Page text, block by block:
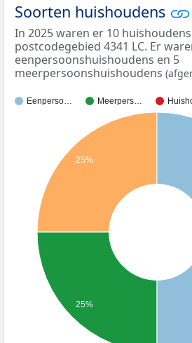
Soorten huishoudens
In 2025 waren er 10
postcodegebied 4341 LC. Er
eenpersoonshuishoudens en 5
meerpersoonshuishoudens
Eenperso… Meerpers…
25%
25%